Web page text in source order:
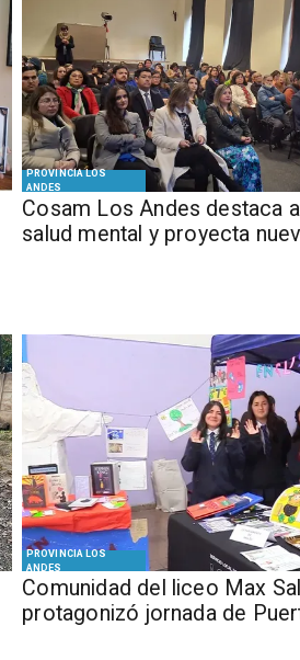
PROVINCIA LOS
ANDES
Cosam Los Andes destaca
salud mental y proyecta
PROVINCIA LOS
ANDES
Comunidad del liceo Max
protagonizó jornada de